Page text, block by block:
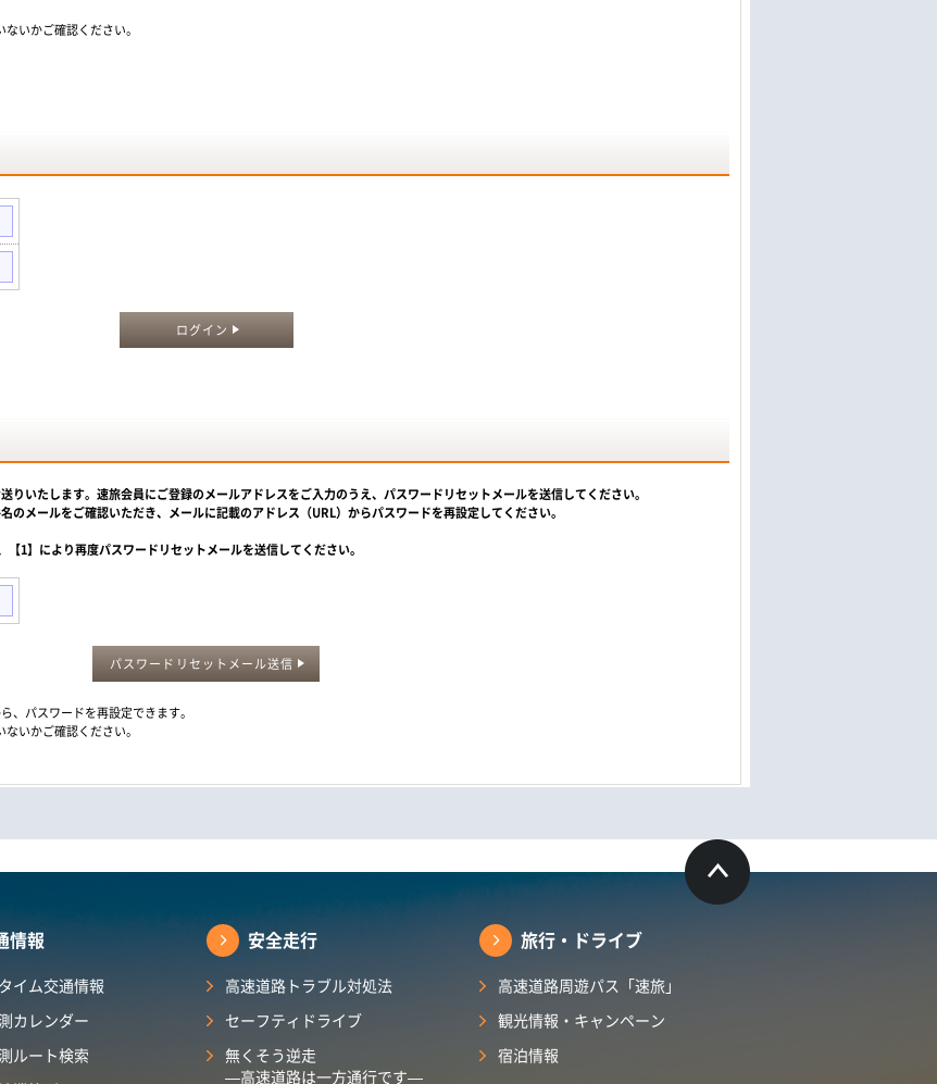
いかご確認ください。
ログイン
りいたします。速旅会員にご登録のメールアドレスをご入力のうえ、パスワードリセットメールを送信してください。
のメールをご確認いただき、メールに記載のアドレス（URL）からパスワードを再設定してください。
1】により再度パスワードリセットメールを送信してください。
パスワードリセットメール送信
パスワードを再設定できます。
いかご確認ください。
情報
イム交通情報
カレンダー​
ルート検索
安全走行
高速道路トラブル対処法
セーフティドライブ
無くそう逆走
―高速道路は一方通行です―
旅行・ドライブ
高速道路周遊パス「速旅」
観光情報・キャンペーン
宿泊情報